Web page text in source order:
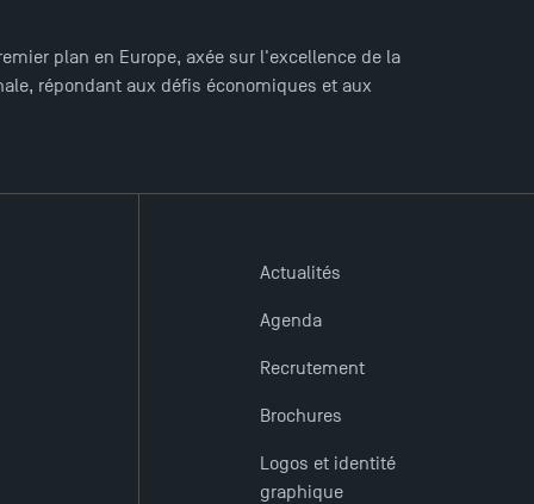
plan en Europe, axée sur l'excellence de la
répondant aux défis économiques et aux
Actualités
Agenda
Recrutement
Brochures
Logos et identité
graphique